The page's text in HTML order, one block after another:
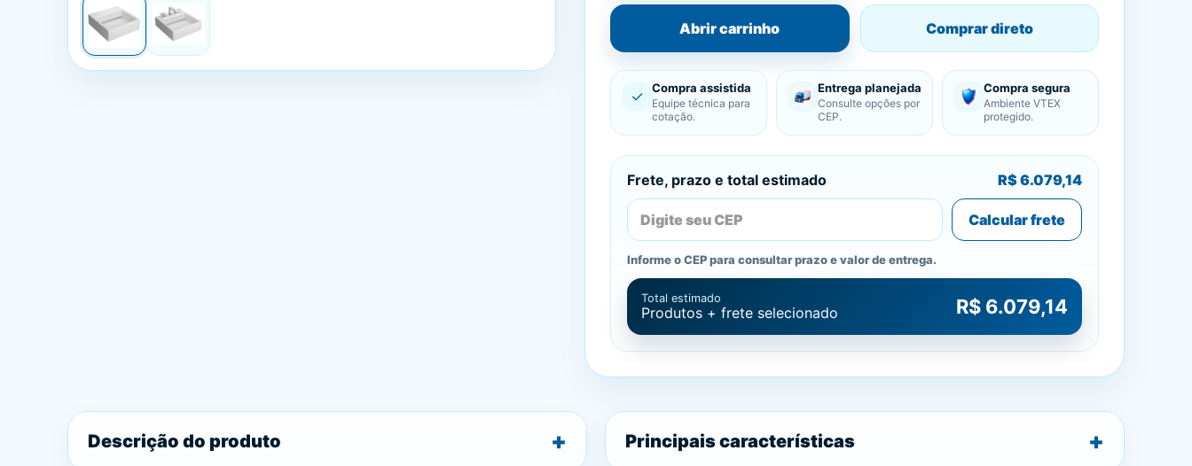
Abrir carrinho Comprar direto
✓ Compra assistida
Equipe técnica para
cotação.
Entrega planejada
Consulte opções por
CEP.
Compra segura
Ambiente VTEX
protegido.
Frete, prazo e total estimado R$ 6.079,14
Calcular frete
Informe o CEP para consultar prazo e valor de entrega.
Total estimado
Produtos + frete selecionado R$ 6.079,14
Descrição do produto Principais características